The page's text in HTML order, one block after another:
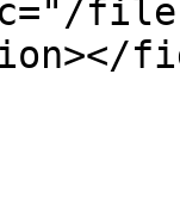
files/